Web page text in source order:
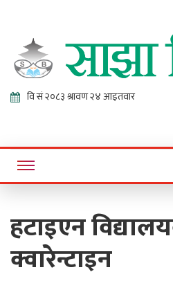
Online News Portal
हटाइएन
क्वारेन्टाइन